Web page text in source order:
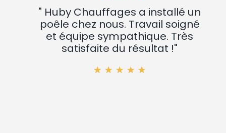
" Huby Chauffages a installé un
poêle chez nous. Travail soigné
et équipe sympathique. Très
satisfaite du résultat !"